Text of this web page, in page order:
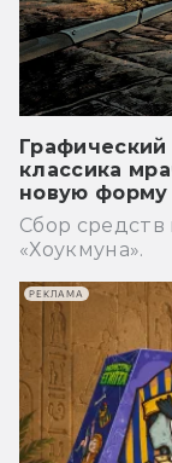
классика
новую форму
Сбор средств
«Хоукмуна».
РЕКЛАМА